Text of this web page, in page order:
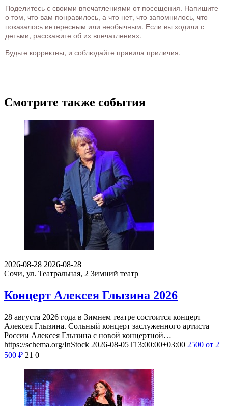
Поделитесь с своими впечатлениями от посещения. Напишите
о том, что вам понравилось, а что нет, что запомнилось, что
показалось интересным или необычным. Если вы ходили с
детьми, расскажите об их впечатлениях.
Будьте корректны, и соблюдайте правила приличия.
Смотрите также события
2026-08-28 2026-08-28
Сочи, ул. Театральная, 2 Зимний театр
Концерт Алексея Глызина 2026
28 августа 2026 года в Зимнем театре состоится концерт
Алексея Глызина. Сольный концерт заслуженного артиста
России Алексея Глызина с новой концертной…
https://schema.org/InStock 2026-08-05T13:00:00+03:00 2500 от 2
500 ₽ 21 0